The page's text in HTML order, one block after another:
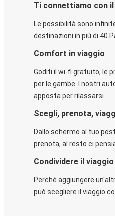
Ti connettiamo con il
Le possibilità sono
destinazioni in più di 40
Comfort in viaggio
Goditi il wi-fi gratuito, le
per le gambe. I nostri
apposta per rilassarsi.
Scegli, prenota,
Dallo schermo al tuo
prenota, al resto ci
Condividere il viaggio
Perché aggiungere
può scegliere il viaggio